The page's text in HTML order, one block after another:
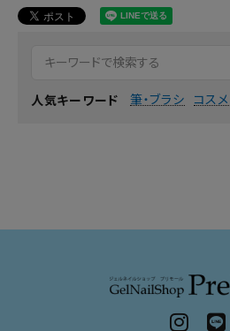
人気キーワード 筆・ブラシ コスメ